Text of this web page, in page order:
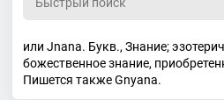
или Jnana. Букв., Знание;
божественное знание,
Пишется также Gnyana.